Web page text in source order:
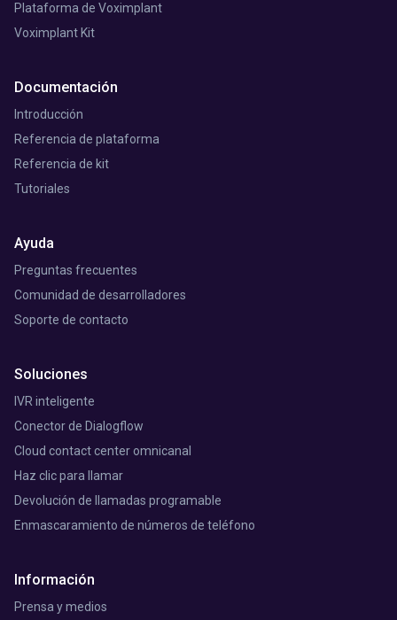
Plataforma de Voximplant
Voximplant Kit
Soluciones
IVR inteligente
Conector de Dialogflow
Cloud contact center omnicanal
Haz clic para llamar
Devolución de llamadas programable
Enmascaramiento de números de teléfono
Documentación
Introducción
Referencia de plataforma
Referencia de kit
Tutoriales
Ayuda
Preguntas frecuentes
Comunidad de desarrolladores
Soporte de contacto
Información
Prensa y medios